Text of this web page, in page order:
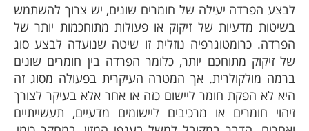
לבצע הפרדה יעילה של חומרים שונים, יש צרוך להשתמש
בשיטות מדעיות של זיקוק או פעולות מתוחכמות יותר של
הפרדה. כרומטוגרפיה נוזלית זו שיטה שנועדה לבצע סוג
של זיקוק מתוחכם יותר, כלומר הפרדה בין חומרים שונים
ברמה מולקולרית. אך המטרה העיקרית בפעולה מסוג זה
היא לא הפקת חומר ליישום כזה או אחר אלא בעיקר לצורך
זיהוי חומרים או מרכיבים ליישומים מדעיים, תעשייתיים